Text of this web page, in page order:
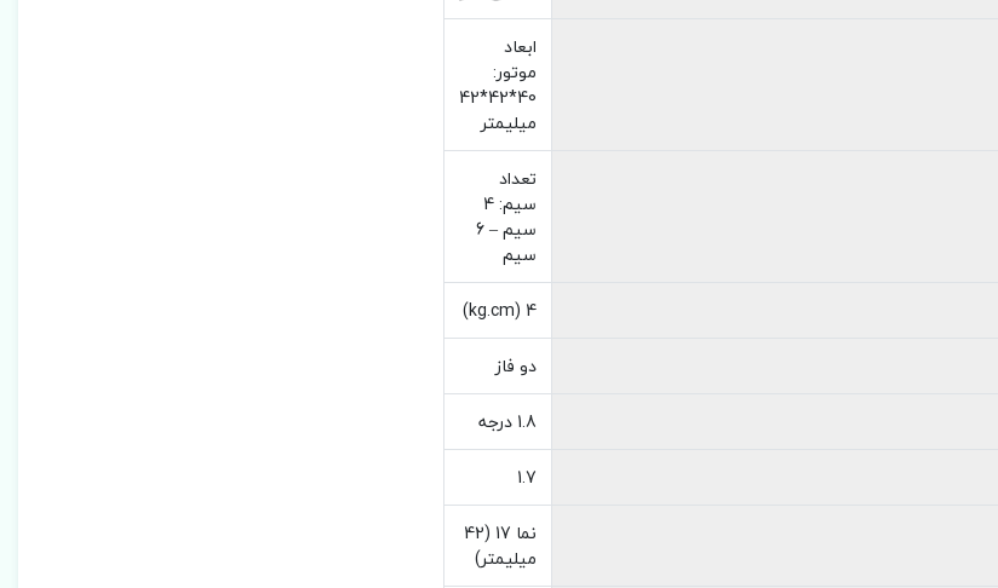
ابعاد
موتور:
40*42*42
میلیمتر
تعداد
سیم: 4
سیم – 6
سیم
4 (kg.cm)
دو فاز
1.8 درجه
1.7
نما 17 (42
میلیمتر)